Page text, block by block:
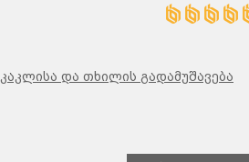
კაკლისა და თხილის გადამუშავება